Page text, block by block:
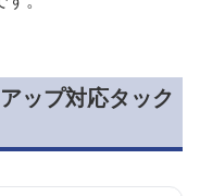
ップ対応タック